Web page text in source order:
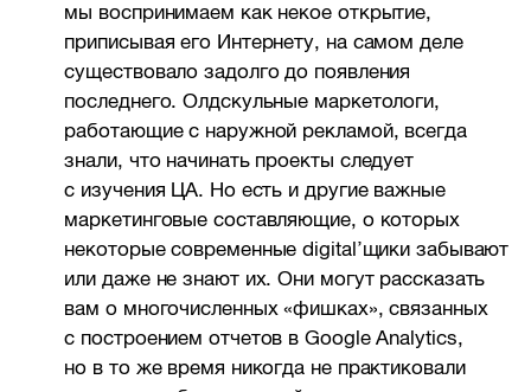
мы воспринимаем как некое открытие,
приписывая его Интернету, на самом деле
существовало задолго до появления
последнего. Олдскульные маркетологи,
работающие с наружной рекламой, всегда
знали, что начинать проекты следует
с изучения ЦА. Но есть и другие важные
маркетинговые составляющие, о которых
некоторые современные digital’щики забывают
или даже не знают их. Они могут рассказать
вам о многочисленных «фишках», связанных
с построением отчетов в Google Analytics,
но в то же время никогда не практиковали